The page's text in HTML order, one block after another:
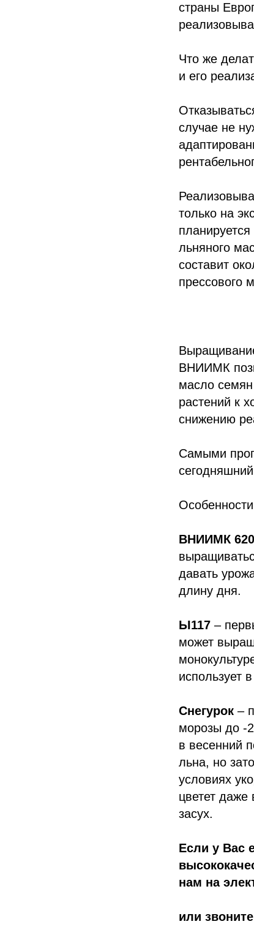
страны
Что же
и его
случае не
только на
льняного
составит
прессового
ВНИИМК
масло семян
растений к
снижению
Самыми
ВНИИМК
давать
длину дня.
Ы117 –
может
использует
Снегурок –
морозы до -
в весенний
льна, но
условиях
цветет даже
засух.
Если у Вас
нам на
или